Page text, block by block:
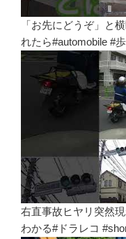
「お先にどうぞ」と
れたら#automobile #
右直事故ヒヤリ突然
わかる#ドラレコ